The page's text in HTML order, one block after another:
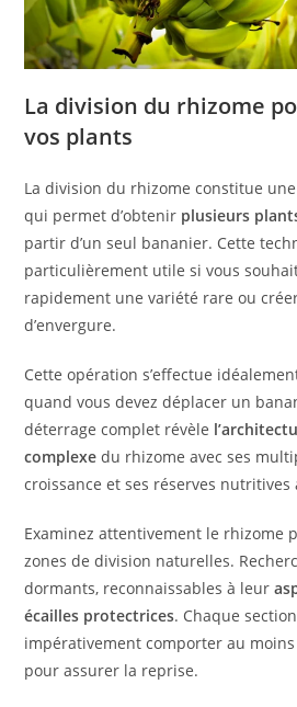
La division du rhizome
vos plants
La division du rhizome constitue
qui permet d’obtenir plusieurs
partir d’un seul bananier. Cette
particulièrement utile si vous
rapidement une variété rare ou
d’envergure.
Cette opération s’effectue
quand vous devez déplacer un
déterrage complet révèle
complexe du rhizome avec ses
croissance et ses réserves nutritives
Examinez attentivement le rhizome
zones de division naturelles.
dormants, reconnaissables à leur
écailles protectrices. Chaque
impérativement comporter au
pour assurer la reprise.